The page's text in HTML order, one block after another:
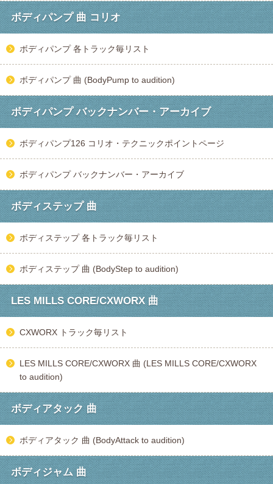
ボディパンプ 曲 コリオ
ボディパンプ 各トラック毎リスト
ボディパンプ 曲 (BodyPump to audition)
ボディパンプ バックナンバー・アーカイブ
ボディパンプ126 コリオ・テクニックポイントページ
ボディパンプ バックナンバー・アーカイブ
ボディステップ 曲
ボディステップ 各トラック毎リスト
ボディステップ 曲 (BodyStep to audition)
LES MILLS CORE/CXWORX 曲
CXWORX トラック毎リスト
LES MILLS CORE/CXWORX 曲 (LES MILLS CORE/CXWORX
to audition)
ボディアタック 曲
ボディアタック 曲 (BodyAttack to audition)
ボディジャム 曲